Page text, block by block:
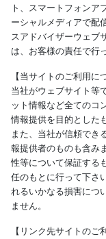
ト、スマートフォンア
ーシャルメディアで配
スアドバイザーウェブ
は、お客様の責任で行
【当サイトのご利用に
当社がウェブサイト等
ット情報など全てのコ
情報提供を目的とした
また、当社が信頼でき
報提供者のものも含み
性等について保証する
任のもとに行って下さ
れるいかなる損害につ
ません。
【リンク先サイトのご